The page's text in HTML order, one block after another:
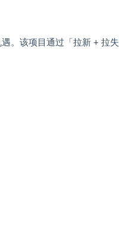
。该项目通过「拉新 + 拉